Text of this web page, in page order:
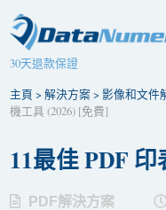
30天退款保證
主頁 >解決方案>影像和文件
機工具 (2026) [免費]
11最佳 PDF
PDF解決方案